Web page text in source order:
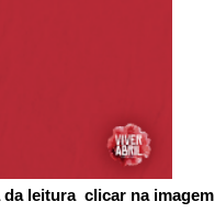
da leitura clicar na imagem